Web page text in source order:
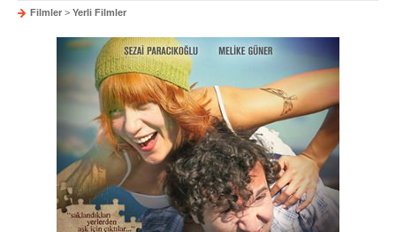
Filmler > Yerli Filmler